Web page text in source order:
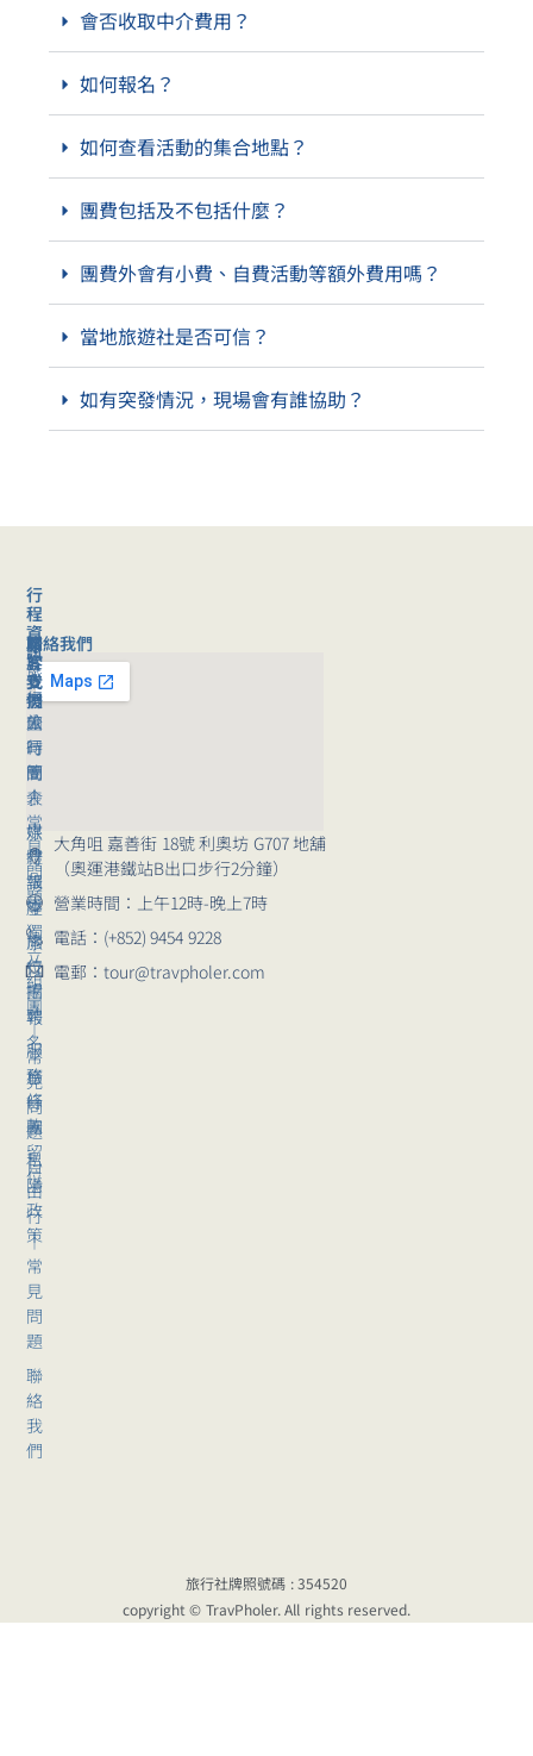
會否收取中介費用？
如何報名？
如何查看活動的集合地點？
團費包括及不包括什麼？
團費外會有小費、自費活動等額外費用嗎？
當地旅遊社是否可信？
如有突發情況，現場會有誰協助？
聯絡我們
大角咀 嘉善街 18號 利奧坊 G707 地舖
（奧運港鐵站B出口步行2分鐘）
營業時間：上午12時-晚上7時
電話：(+852) 9454 9228
電郵：tour@travpholer.com
行
程
資
訊
旅
行
團
時
間
表
旅
行
講
座
旅
行
團
報
名
旅
行
團
留
位
旅
客
支
援
旅
行
團
｜
常
見
問
題
獨
立
組
團
｜
常
見
問
題
自
由
行
｜
常
見
問
題
聯
絡
我
們
關
於
我
們
公
司
簡
介
媒
體
報
導
崗
位
招
聘
服
務
條
款
私
隱
政
策
旅行社牌照號碼 : 354520
copyright © TravPholer. All rights reserved.